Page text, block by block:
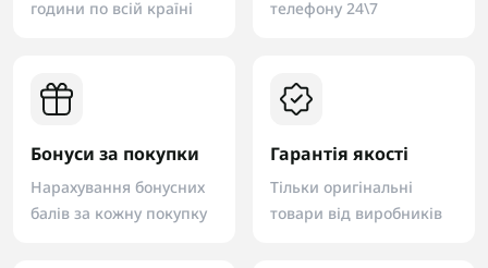
години по всій країні телефону 24\7
Бонуси за покупки
Нарахування бонусних
балів за кожну покупку
Гарантія якості
Тільки оригінальні
товари від виробників